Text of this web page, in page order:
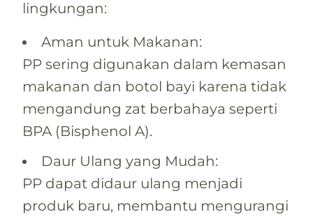
lingkungan:
Aman untuk Makanan:
PP sering digunakan dalam kemasan
makanan dan botol bayi karena tidak
mengandung zat berbahaya seperti
BPA (Bisphenol A).
Daur Ulang yang Mudah:
PP dapat didaur ulang menjadi
produk baru, membantu mengurangi